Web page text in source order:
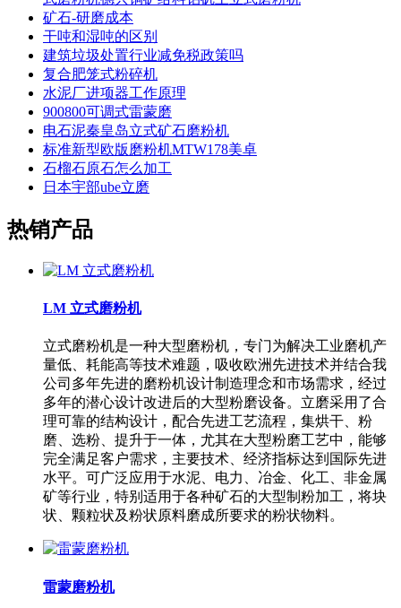
矿石-研磨成本
干吨和湿吨的区别
建筑垃圾处置行业减免税政策吗
复合肥笼式粉碎机
水泥厂进项器工作原理
900800可调式雷蒙磨
电石泥秦皇岛立式矿石磨粉机
标准新型欧版磨粉机MTW178美卓
石榴石原石怎么加工
日本宇部ube立磨
热销产品
LM 立式磨粉机
立式磨粉机是一种大型磨粉机，专门为解决工业磨机产
量低、耗能高等技术难题，吸收欧洲先进技术并结合我
公司多年先进的磨粉机设计制造理念和市场需求，经过
多年的潜心设计改进后的大型粉磨设备。立磨采用了合
理可靠的结构设计，配合先进工艺流程，集烘干、粉
磨、选粉、提升于一体，尤其在大型粉磨工艺中，能够
完全满足客户需求，主要技术、经济指标达到国际先进
水平。可广泛应用于水泥、电力、冶金、化工、非金属
矿等行业，特别适用于各种矿石的大型制粉加工，将块
状、颗粒状及粉状原料磨成所要求的粉状物料。
雷蒙磨粉机